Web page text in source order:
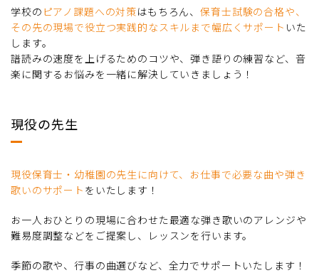
学校の ピアノ課題への対策はもちろん、保育士試験の合格や、
その先の現場で役立つ実践的なスキルまで幅広くサポート いた
します。
譜読みの速度を上げるためのコツや、弾き語りの練習など、音
楽に関するお悩みを一緒に解決していきましょう！
現役の先生
現役保育士・幼稚園の先生に向けて、お仕事で必要な曲や弾き
歌いのサポート をいたします！
お一人おひとりの現場に合わせた最適な弾き歌いのアレンジや
難易度調整などをご提案し、レッスンを行います。
季節の歌や、行事の曲選びなど、全力でサポートいたします！